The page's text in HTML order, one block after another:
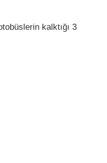
kalktığı 3